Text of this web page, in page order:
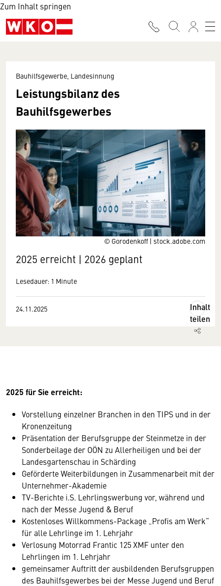
Zum Inhalt springen
© Gorodenkoff | stock.adobe.com
Bauhilfsgewerbe, Landesinnung
Leistungsbilanz des
Bauhilfsgewerbes
2025 erreicht | 2026 geplant
Lesedauer: 1 Minute
24.11.2025
Inhalt
teilen
2025 für Sie erreicht:
Vorstellung einzelner Branchen in den TIPS und in der
Kronenzeitung
Präsentation der Berufsgruppe der Steinmetze in der
Sonderbeilage der OÖN zu Allerheiligen und bei der
Landesgartenschau in Schärding
Geförderte Weiterbildungen in Zusammenarbeit mit der
Unternehmer-Akademie
TV-Berichte i.S. Lehrlingswerbung vor, während und
nach der Messe Jugend & Beruf
Kostenloses Willkommens-Package „Profis am Werk“
für alle Lehrlinge im 1. Lehrjahr
Verlosung Motorrad Frantic 125 XMF unter den
Lehrlingen im 1. Lehrjahr
gemeinsamer Auftritt der ausbildenden Berufsgruppen
des Bauhilfsgewerbes bei der Messe Jugend und Beruf